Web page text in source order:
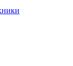
телефонов